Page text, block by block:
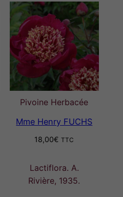
Pivoine Herbacée
Mme Henry FUCHS
18,00€ TTC
Lactiflora. A.
Rivière, 1935.